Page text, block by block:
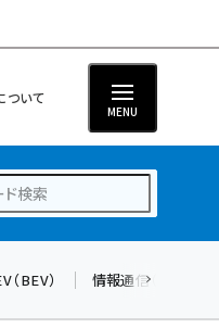
ついて
MENU
（BEV） 情報通信（ICT）